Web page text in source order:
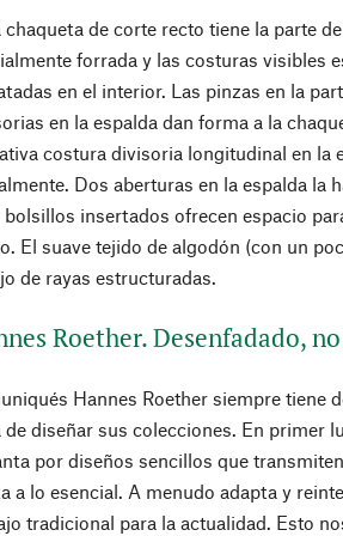
chaqueta de corte recto tiene la parte
forrada y las costuras visibles
en el interior. Las pinzas en la
en la espalda dan forma a la
costura divisoria longitudinal en la
Dos aberturas en la espalda la
bolsillos insertados ofrecen espacio
El suave tejido de algodón (con un
de rayas estructuradas.
Roether. Desenfadado,
Hannes Roether siempre tiene
de diseñar sus colecciones. En primer
por diseños sencillos que
a lo esencial. A menudo adapta y
tradicional para la actualidad. Esto